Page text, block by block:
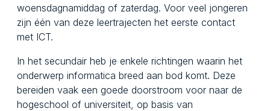
woensdagnamiddag of zaterdag. Voor veel jongeren
zijn één van deze leertrajecten het eerste contact
met ICT.
In het secundair heb je enkele richtingen waarin het
onderwerp informatica breed aan bod komt. Deze
bereiden vaak een goede doorstroom voor naar de
hogeschool of universiteit, op basis van